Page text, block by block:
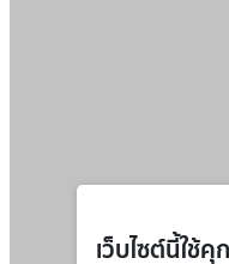
เว็บไซต์นี้ใช้คุ